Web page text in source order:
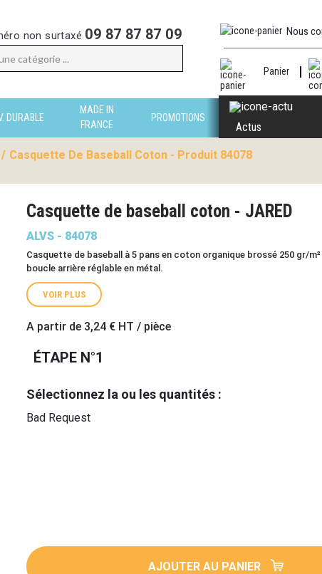
non surtaxé 09 87 87 87 09 Nous
Panier
DURABLE
MADE IN
FRANCE
PROMOTIONS
Actus
/ Casquette De Baseball Coton - Produit 84078
Casquette de baseball coton - JARED
ALVS - 84078
Casquette de baseball à 5 pans en coton organique brossé 250 gr/
boucle arrière réglable en métal.
VOIR PLUS
A partir de 3,24 € HT / pièce
ÉTAPE N°1
Sélectionnez la ou les quantités :
Bad Request
AJOUTER AU PANIER